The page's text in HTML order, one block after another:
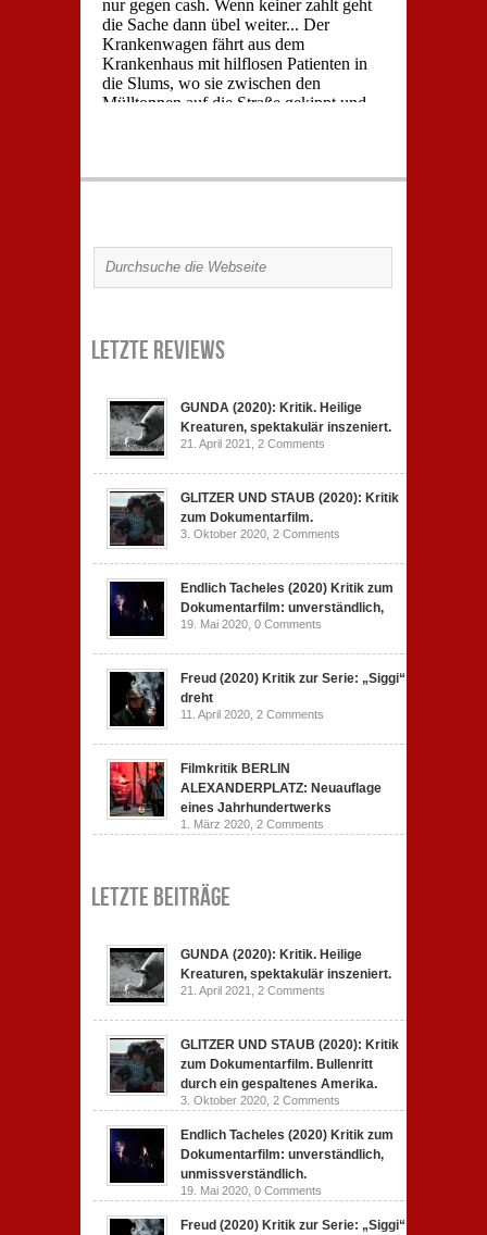
Letzte Reviews
GUNDA (2020): Kritik. Heilige
Kreaturen, spektakulär inszeniert.
21. April 2021, 2 Comments
GLITZER UND STAUB (2020): Kritik
zum Dokumentarfilm.
3. Oktober 2020, 2 Comments
Endlich Tacheles (2020) Kritik zum
Dokumentarfilm: unverständlich,
19. Mai 2020, 0 Comments
Freud (2020) Kritik zur Serie: „Siggi“
dreht
11. April 2020, 2 Comments
Filmkritik BERLIN
ALEXANDERPLATZ: Neuauflage
eines Jahrhundertwerks
1. März 2020, 2 Comments
Letzte Beiträge
GUNDA (2020): Kritik. Heilige
Kreaturen, spektakulär inszeniert.
21. April 2021, 2 Comments
GLITZER UND STAUB (2020): Kritik
zum Dokumentarfilm. Bullenritt
durch ein gespaltenes Amerika.
3. Oktober 2020, 2 Comments
Endlich Tacheles (2020) Kritik zum
Dokumentarfilm: unverständlich,
unmissverständlich.
19. Mai 2020, 0 Comments
Freud (2020) Kritik zur Serie: „Siggi“